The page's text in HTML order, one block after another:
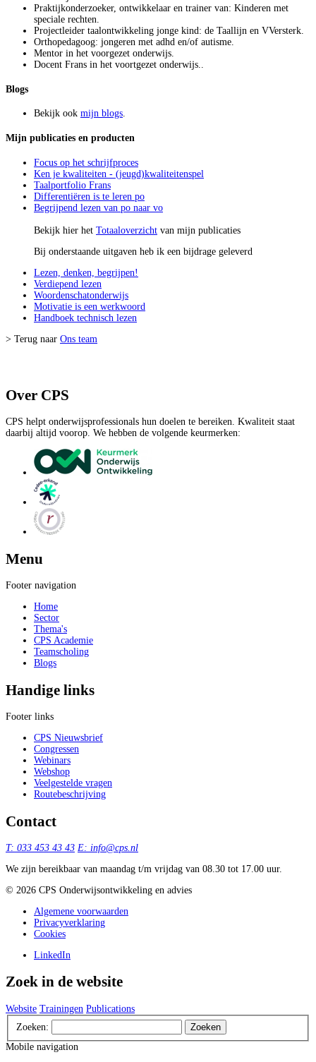
Praktijkonderzoeker, ontwikkelaar en trainer van: Kinderen met
speciale rechten.
Projectleider taalontwikkeling jonge kind: de Taallijn en VVersterk.
Orthopedagoog: jongeren met adhd en/of autisme.
Mentor in het voorgezet onderwijs.
Docent Frans in het voortgezet onderwijs..
Blogs
Bekijk ook mijn blogs.
Mijn publicaties en producten
Focus op het schrijfproces
Ken je kwaliteiten - (jeugd)kwaliteitenspel
Taalportfolio Frans
Differentiëren is te leren po
Begrijpend lezen van po naar vo
Bekijk hier het Totaaloverzicht van mijn publicaties
Bij onderstaande uitgaven heb ik een bijdrage geleverd
Lezen, denken, begrijpen!
Verdiepend lezen
Woordenschatonderwijs
Motivatie is een werkwoord
Handboek technisch lezen
> Terug naar Ons team
Over CPS
CPS helpt onderwijsprofessionals hun doelen te bereiken. Kwaliteit staat
daarbij altijd voorop. We hebben de volgende keurmerken:
Menu
Footer navigation
Home
Sector
Thema's
CPS Academie
Teamscholing
Blogs
Handige links
Footer links
CPS Nieuwsbrief
Congressen
Webinars
Webshop
Veelgestelde vragen
Routebeschrijving
Contact
T: 033 453 43 43 E: info@cps.nl
We zijn bereikbaar van maandag t/m vrijdag van 08.30 tot 17.00 uur.
©️ 2026 CPS Onderwijsontwikkeling en advies
Algemene voorwaarden
Privacyverklaring
Cookies
LinkedIn
Zoek in de website
Website Trainingen Publications
Zoeken:
Zoeken
Mobile navigation